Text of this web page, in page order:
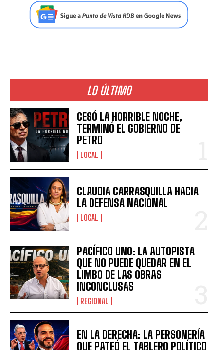
LO ÚLTIMO
CESÓ LA HORRIBLE NOCHE,
TERMINÓ EL GOBIERNO DE
PETRO
LOCAL
CLAUDIA CARRASQUILLA HACIA
LA DEFENSA NACIONAL
LOCAL
PACÍFICO UNO: LA AUTOPISTA
QUE NO PUEDE QUEDAR EN EL
LIMBO DE LAS OBRAS
INCONCLUSAS
REGIONAL
EN LA DERECHA: LA PERSONERÍA
QUE PATEÓ EL TABLERO POLÍTICO